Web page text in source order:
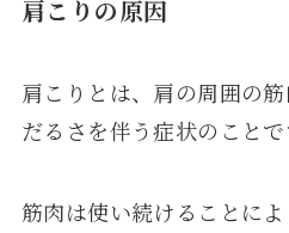
肩こりの原因
肩こりとは、肩の周囲の
だるさを伴う症状のことで
筋肉は使い続けることに